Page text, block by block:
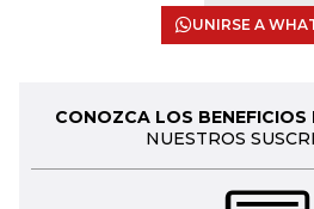
UNIRSE A
CONOZCA LOS BENEFICIOS
NUESTROS